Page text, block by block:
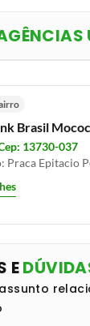
Brasil
13730-037
Praca Epitacio
E